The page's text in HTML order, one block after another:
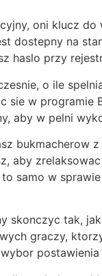
oni klucz
dostepny na
haslo przy
o ile
w programie
aby w pelni
bukmacherow
aby
samo w
tak,
graczy,